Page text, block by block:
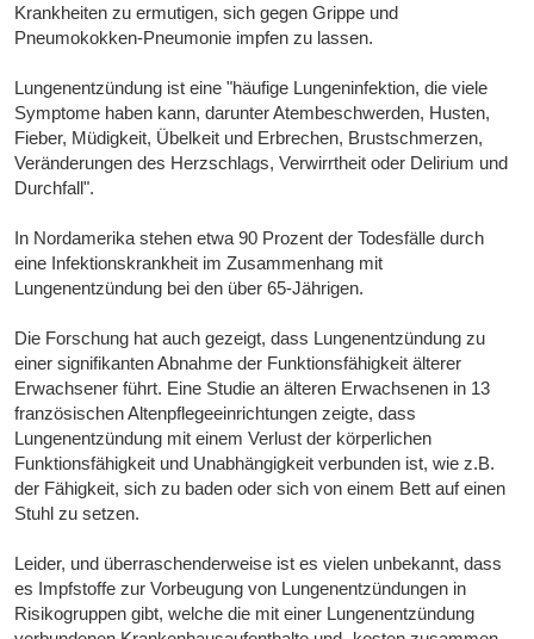
Krankheiten zu ermutigen, sich gegen Grippe und
Pneumokokken-Pneumonie impfen zu lassen.
Lungenentzündung ist eine "häufige Lungeninfektion, die viele
Symptome haben kann, darunter Atembeschwerden, Husten,
Fieber, Müdigkeit, Übelkeit und Erbrechen, Brustschmerzen,
Veränderungen des Herzschlags, Verwirrtheit oder Delirium und
Durchfall".
In Nordamerika stehen etwa 90 Prozent der Todesfälle durch
eine Infektionskrankheit im Zusammenhang mit
Lungenentzündung bei den über 65-Jährigen.
Die Forschung hat auch gezeigt, dass Lungenentzündung zu
einer signifikanten Abnahme der Funktionsfähigkeit älterer
Erwachsener führt. Eine Studie an älteren Erwachsenen in 13
französischen Altenpflegeeinrichtungen zeigte, dass
Lungenentzündung mit einem Verlust der körperlichen
Funktionsfähigkeit und Unabhängigkeit verbunden ist, wie z.B.
der Fähigkeit, sich zu baden oder sich von einem Bett auf einen
Stuhl zu setzen.
Leider, und überraschenderweise ist es vielen unbekannt, dass
es Impfstoffe zur Vorbeugung von Lungenentzündungen in
Risikogruppen gibt, welche die mit einer Lungenentzündung